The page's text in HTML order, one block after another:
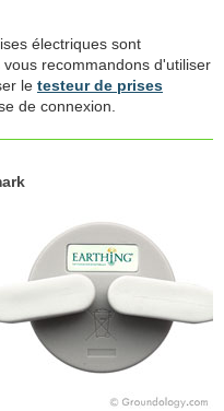
électriques sont
recommandons d'utiliser
le testeur de prises
de connexion.